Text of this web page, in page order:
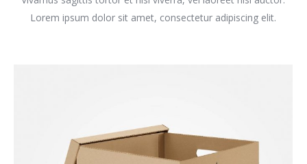
Lorem ipsum dolor sit amet, consectetur adipiscing elit.